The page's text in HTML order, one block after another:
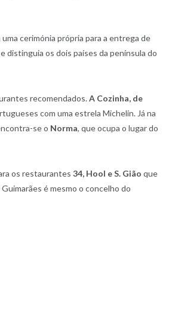
cerimónia própria para a entrega de
distinguia os dois países da península do
recomendados.A Cozinha, de
com uma estrela Michelin. Já na
se o Norma, que ocupa o lugar do
os restaurantes 34, Hool e S. Gião que
é mesmo o concelho do